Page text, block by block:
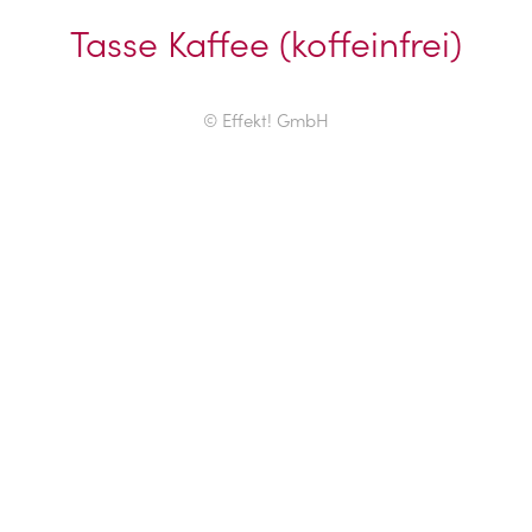
Tasse Kaffee (koffeinfrei)
© Effekt! GmbH